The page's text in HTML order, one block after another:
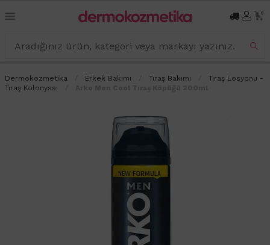
0
Dermokozmetika Erkek Bakımı Tıraş Bakımı
Tıraş Losyonu -
Tıraş Kolonyası